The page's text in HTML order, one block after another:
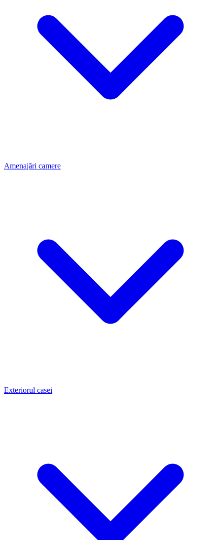
Amenajări camere
Exteriorul casei